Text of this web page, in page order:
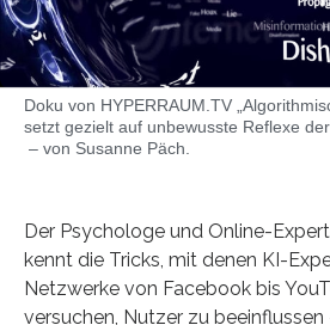
Doku von HYPERRAUM.TV
setzt gezielt auf unbewusste Reflexe
– von Susanne Päch.
Der Psychologe und Online-
kennt die Tricks, mit denen KI-
Netzwerke von Facebook bis
versuchen, Nutzer zu